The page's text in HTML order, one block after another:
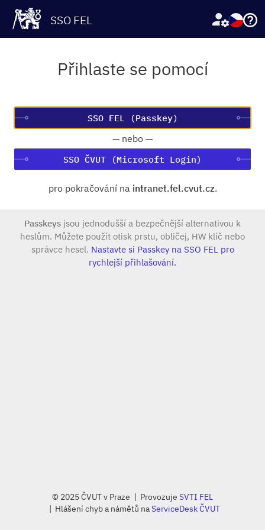
SSO FEL
Přihlaste se pomocí
— nebo —
SSO ČVUT (Microsoft Login)
pro pokračování na intranet.fel.cvut.cz.
Passkeys jsou jednodušší a bezpečnější alternativou k
heslům. Můžete použít otisk prstu, obličej, HW klíč nebo
správce hesel. Nastavte si Passkey na SSO FEL pro
rychlejší přihlašování.
© 2025 ČVUT v Praze ProvozujeSVTI FEL
Hlášení chyb a námětů naServiceDesk ČVUT